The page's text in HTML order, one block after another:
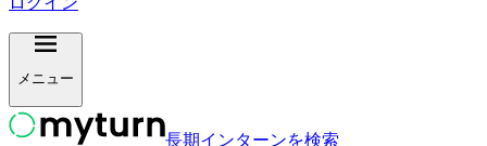
メニュー
長期インターンを検索